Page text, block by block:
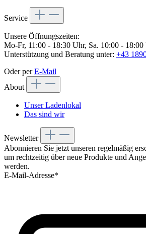
Service
Unsere Öffnungszeiten:
Mo-Fr, 11:00 - 18:30 Uhr, Sa. 10:00 - 18:00
Unterstützung und Beratung unter: +43
Oder perE-Mail
About
Unser Ladenlokal
Das sind wir
Newsletter
Abonnieren Sie jetzt unseren regelmäßig
um rechtzeitig über neue Produkte und
werden.
E-Mail-Adresse*